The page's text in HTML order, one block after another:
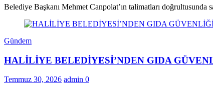
Belediye Başkanı Mehmet Canpolat’ın talimatları
Gündem
HALİLİYE BELEDİYESİ’NDEN GIDA
Temmuz 30, 2026 admin 0